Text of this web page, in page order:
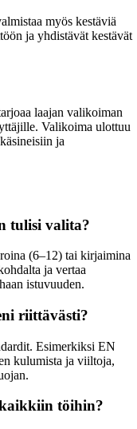
myös kestäviä
ja yhdistävät kestävät
laajan valikoiman
Valikoima ulottuu
ja
tulisi valita?
(6–12) tai kirjaimina
ja vertaa
istuvuuden.
riittävästi?
Esimerkiksi EN
kulumista ja viiltoja,
töihin?